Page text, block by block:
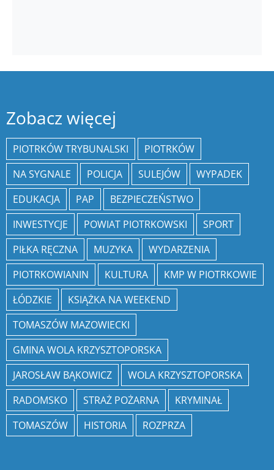
Zobacz więcej
PIOTRKÓW TRYBUNALSKI
PIOTRKÓW
NA SYGNALE
POLICJA SULEJÓW
WYPADEK
EDUKACJA
PAP
BEZPIECZEŃSTWO
INWESTYCJE
POWIAT PIOTRKOWSKI
SPORT
PIŁKA RĘCZNA
MUZYKA
WYDARZENIA
PIOTRKOWIANIN
KULTURA
KMP W PIOTRKOWIE
ŁÓDZKIE
KSIĄŻKA NA WEEKEND
TOMASZÓW MAZOWIECKI
GMINA WOLA KRZYSZTOPORSKA
JAROSŁAW BĄKOWICZ
WOLA KRZYSZTOPORSKA
RADOMSKO
STRAŻ POŻARNA
KRYMINAŁ
TOMASZÓW
HISTORIA ROZPRZA